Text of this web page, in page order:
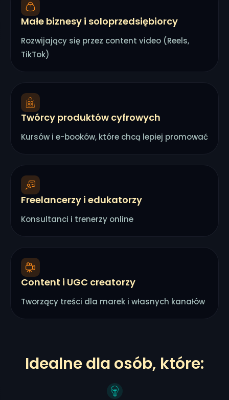
Małe biznesy i soloprzedsiębiorcy
Rozwijający się przez content video (Reels,
TikTok)
Twórcy produktów cyfrowych
Kursów i e-booków, które chcą lepiej promować
Freelancerzy i edukatorzy
Konsultanci i trenerzy online
Content i UGC creatorzy
Tworzący treści dla marek i własnych kanałów
Idealne dla osób, które: